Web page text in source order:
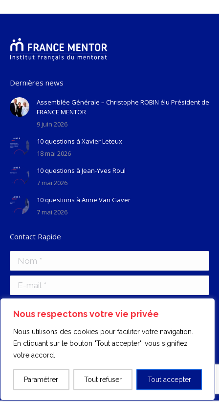
Nous respectons votre vie privée
Nous utilisons des cookies pour faciliter votre navigation.
En cliquant sur le bouton "Tout accepter", vous signifiez
votre accord.
Paramétrer Tout refuser Tout accepter
Dernières news
Assemblée Générale – Christophe ROBIN élu Président de
FRANCE MENTOR
9 juin 2026
10 questions à Xavier Leteux
18 mai 2026
10 questions à Jean-Yves Roul
7 mai 2026
10 questions à Anne Van Gaver
7 mai 2026
Contact Rapide
Nom *
E-mail *
Envoyer